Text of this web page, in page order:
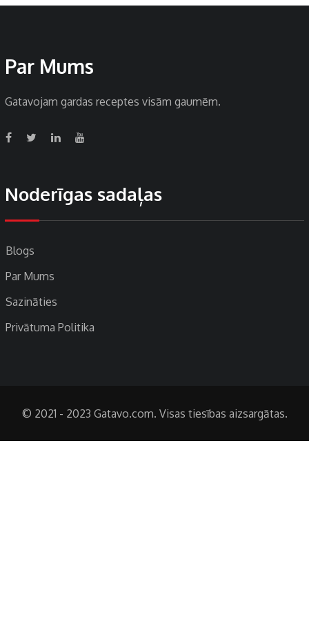
Par Mums
Gatavojam gardas receptes visām gaumēm.
Noderīgas sadaļas
Blogs
Par Mums
Sazināties
Privātuma Politika
© 2021 - 2023 Gatavo.com. Visas tiesības aizsargātas.